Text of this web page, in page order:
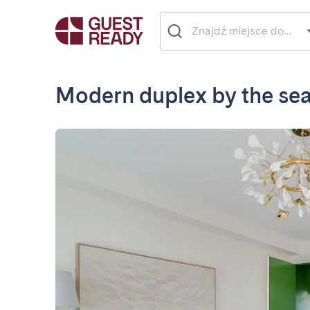
Modern duplex by the